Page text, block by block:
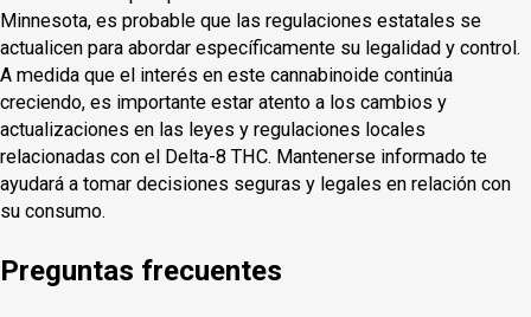
Minnesota, es probable que las regulaciones estatales se
actualicen para abordar específicamente su legalidad y control.
A medida que el interés en este cannabinoide continúa
creciendo, es importante estar atento a los cambios y
actualizaciones en las leyes y regulaciones locales
relacionadas con el Delta-8 THC. Mantenerse informado te
ayudará a tomar decisiones seguras y legales en relación con
su consumo.
Preguntas frecuentes